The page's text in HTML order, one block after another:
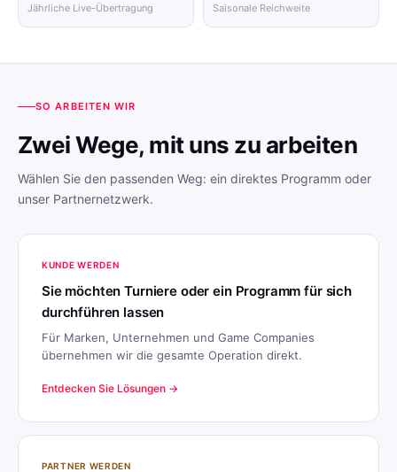
Jährliche Live-Übertragung Saisonale Reichweite
SO ARBEITEN WIR
Zwei Wege, mit uns zu arbeiten
Wählen Sie den passenden Weg: ein direktes Programm oder
unser Partnernetzwerk.
KUNDE WERDEN
Sie möchten Turniere oder ein Programm für sich
durchführen lassen
Für Marken, Unternehmen und Game Companies
übernehmen wir die gesamte Operation direkt.
Entdecken Sie Lösungen →
PARTNER WERDEN